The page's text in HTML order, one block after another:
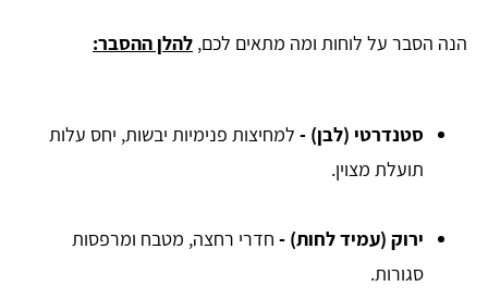
הנה הסבר על לוחות ומה מתאים לכם, להלן ההסבר:
סטנדרטי (לבן) - למחיצות פנימיות יבשות, יחס עלות
תועלת מצוין.
ירוק (עמיד לחות) - חדרי רחצה, מטבח ומרפסות
סגורות.